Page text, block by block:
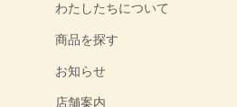
わたしたちについて
商品を探す
お知らせ
店舗案内